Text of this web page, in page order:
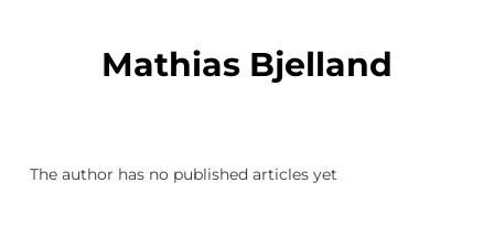
Mathias Bjelland
The author has no published articles yet